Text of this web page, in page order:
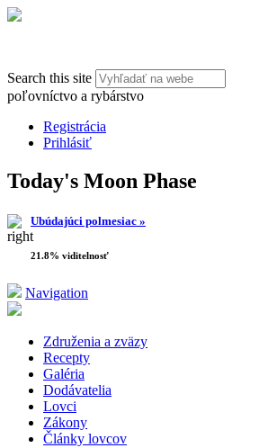
Search this site
poľovníctvo a rybárstvo
Registrácia
Prihlásiť
Today's Moon Phase
Ubúdajúci polmesiac »
21.8% viditelnosť
Navigation
Združenia a zväzy
Recepty
Galéria
Dodávatelia
Lovci
Zákony
Články lovcov